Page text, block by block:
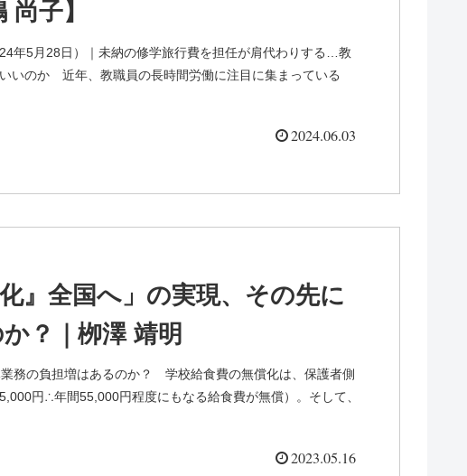
子】
年5月28日）｜未納の修学旅行費を担任が肩代わりする…教
いのか 近年、教職員の長時間労働に注目に集まっている
2024.06.03
』全国へ」の実現、その先に
？｜栁澤 靖明
務の負担増はあるのか？ 学校給食費の無償化は、保護者側
円∴年間55,000円程度にもなる給食費が無償）。そして、
2023.05.16